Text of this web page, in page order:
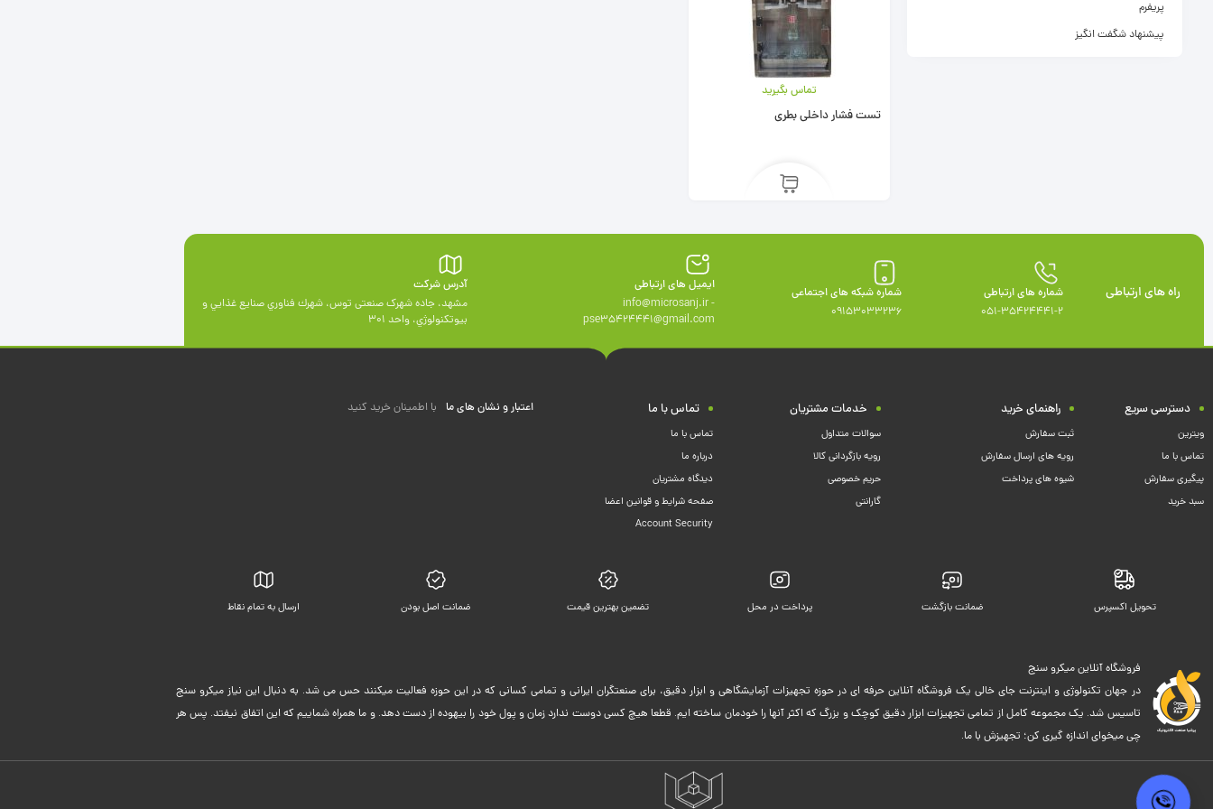
تماس بگیرید
تست فشار داخلی بطری
پریفرم
پیشنهاد شگفت انگیز
راه های ارتباطی
شماره های ارتباطی
051-35424441-2
شماره شبکه های اجتماعی
09153033236
ایمیل های ارتباطی
info@microsanj.ir -
pse35424441@gmail.com
آدرس شرکت
مشهد، جاده شهرک صنعتی توس، شهرك فناوري صنايع غذايي و
بيوتكنولوژي، واحد 301
دسترسی سریع
ویترین
تماس با ما
پیگیری سفارش
سبد خرید
راهنمای خرید
ثبت سفارش
رویه های ارسال سفارش
شیوه های پرداخت
خدمات مشتریان
سوالات متداول
رویه بازگردانی کالا
حریم خصوصی
گارانتی
تماس با ما
تماس با ما
درباره ما
دیدگاه مشتریان
صفحه شرایط و قوانین اعضا
Account Security
اعتبار و نشان های ما با اطمینان خرید کنید
تحویل اکسپرس ضمانت بازگشت پرداخت در محل تضمین بهترین قیمت ضمانت اصل بودن ارسال به تمام نقاط
فروشگاه آنلاین میکرو سنج
در جهان تکنولوژی و اینترنت جای خالی یک فروشگاه آنلاین حرفه ای در حوزه تجهیزات آزمایشگاهی و ابزار دقیق، برای صنعتگران ایرانی و تمامی کسانی که در این حوزه فعالیت میکنند حس می شد. به دنبال این نیاز میکرو سنج
تاسیس شد. یک مجموعه کامل از تمامی تجهیزات ابزار دقیق کوچک و بزرگ که اکثر آنها را خودمان ساخته ایم. قطعا هیچ کسی دوست ندارد زمان و پول خود را بیهوده از دست دهد. و ما همراه شماییم که این اتفاق نیفتد. پس هر
چی میخوای اندازه گیری کن؛ تجهیزش با ما.